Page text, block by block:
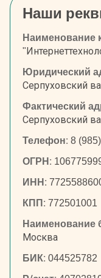
Наши
Наименование
Юридический
Серпуховский
Фактический
Серпуховский
Телефон: 8
ОГРН:
ИНН:
КПП: 772501001
Наименование
Москва
БИК: 044525782